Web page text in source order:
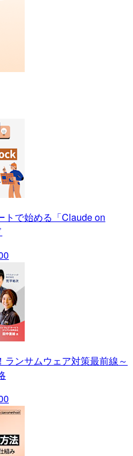
トで始める「Claude on
ランサムウェア対策最前線～